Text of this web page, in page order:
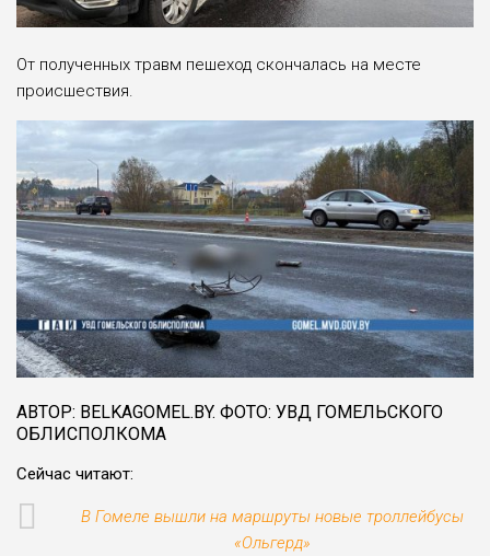
От полученных травм пешеход скончалась на месте
происшествия.
АВТОР: BELKAGOMEL.BY. ФОТО: УВД ГОМЕЛЬСКОГО
ОБЛИСПОЛКОМА
Сейчас читают:
В Гомеле вышли на маршруты новые троллейбусы
«Ольгерд»